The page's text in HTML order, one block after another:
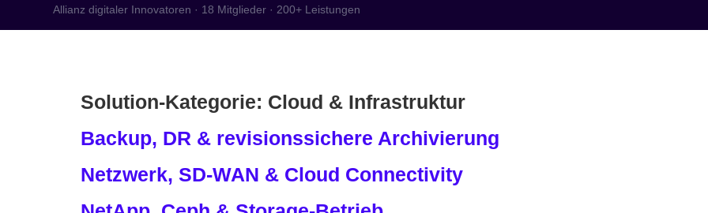
Allianz digitaler Innovatoren · 18 Mitglieder · 200+ Leistungen
Solution-Kategorie: Cloud & Infrastruktur
Backup, DR & revisionssichere Archivierung
Netzwerk, SD-WAN & Cloud Connectivity